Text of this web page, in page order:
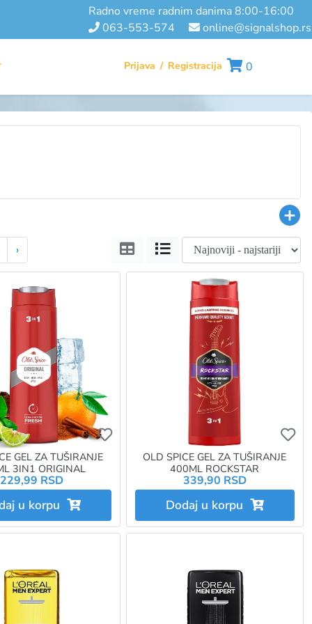
radno vreme radnim danima 8:00-16:00
063-553-574
online@signalshop.rs
Prijava / Registracija 0
› TabelaLista
da budete prijavljeni
da dodate proizvod u omiljene morate da budete prijavljeni
Ukoliko želite da dodate proizvod u
GEL ZA TUŠIRANJE
3IN1 ORIGINAL
229,99 RSD
u korpu
OLD SPICE GEL ZA TUŠIRANJE
400ML ROCKSTAR
339,90 RSD
Dodaj u korpu